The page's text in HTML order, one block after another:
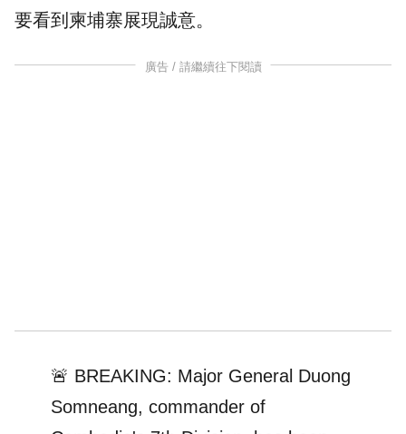
要看到柬埔寨展現誠意。
廣告 / 請繼續往下閱讀
🚨 BREAKING: Major General Duong
Somneang, commander of